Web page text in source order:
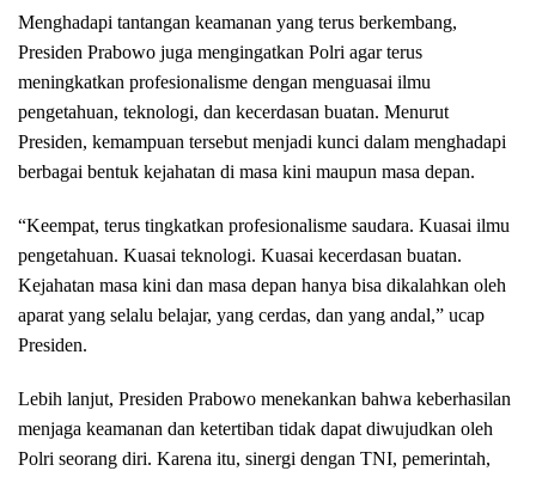
Menghadapi tantangan keamanan yang terus berkembang,
Presiden Prabowo juga mengingatkan Polri agar terus
meningkatkan profesionalisme dengan menguasai ilmu
pengetahuan, teknologi, dan kecerdasan buatan. Menurut
Presiden, kemampuan tersebut menjadi kunci dalam menghadapi
berbagai bentuk kejahatan di masa kini maupun masa depan.
“Keempat, terus tingkatkan profesionalisme saudara. Kuasai ilmu
pengetahuan. Kuasai teknologi. Kuasai kecerdasan buatan.
Kejahatan masa kini dan masa depan hanya bisa dikalahkan oleh
aparat yang selalu belajar, yang cerdas, dan yang andal,” ucap
Presiden.
Lebih lanjut, Presiden Prabowo menekankan bahwa keberhasilan
menjaga keamanan dan ketertiban tidak dapat diwujudkan oleh
Polri seorang diri. Karena itu, sinergi dengan TNI, pemerintah,